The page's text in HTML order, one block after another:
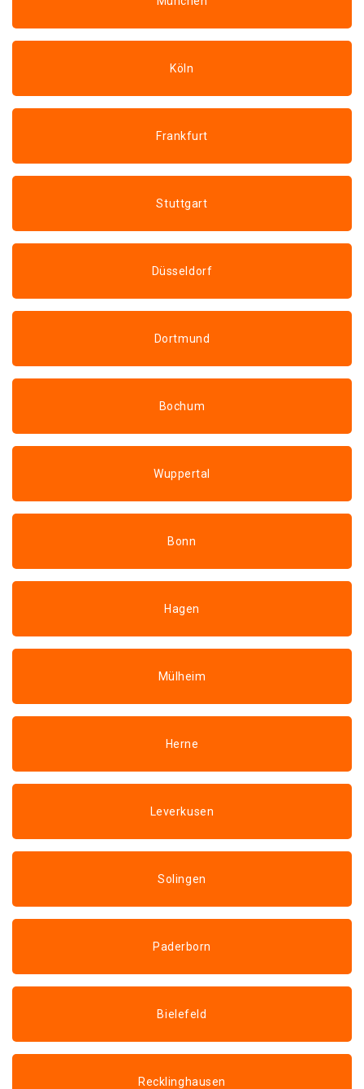
Köln
Frankfurt
Stuttgart
Düsseldorf
Dortmund
Bochum
Wuppertal
Bonn
Hagen
Mülheim
Herne
Leverkusen
Solingen
Paderborn
Bielefeld
Recklinghausen